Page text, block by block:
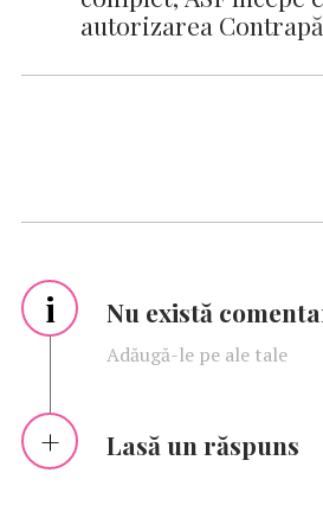
autorizarea
i Nu există
Adăugă-le pe ale tale
Lasă un răspuns